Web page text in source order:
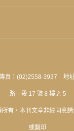
真：(02)2558-3937 地
路一段 17 號 8 樓之 5
有‧本刊文章非經同意
或翻印